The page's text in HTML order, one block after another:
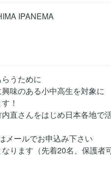
IPANEMA
うために
味のある小中高生を対象に
！
直さんをはじめ日本各地で
メールでお申込み下さい
ります（先着20名、保護者可